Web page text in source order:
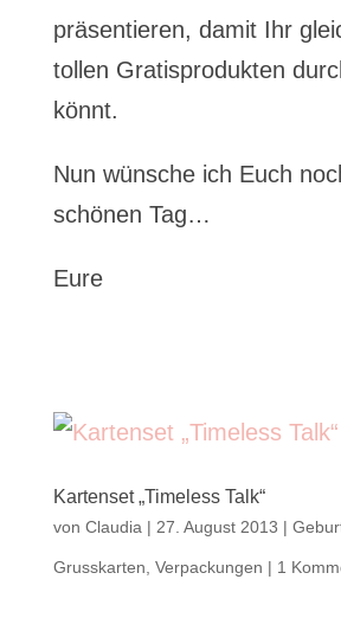
präsentieren, damit Ihr
tollen Gratisprodukten
könnt.
Nun wünsche ich Euch
schönen Tag…
Eure
Kartenset „Timeless Talk“
von Claudia | 27. August 2013 |
Grusskarten Verpackungen | 1